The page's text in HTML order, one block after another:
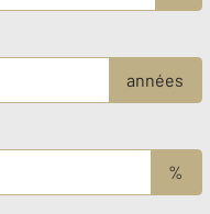
années
%